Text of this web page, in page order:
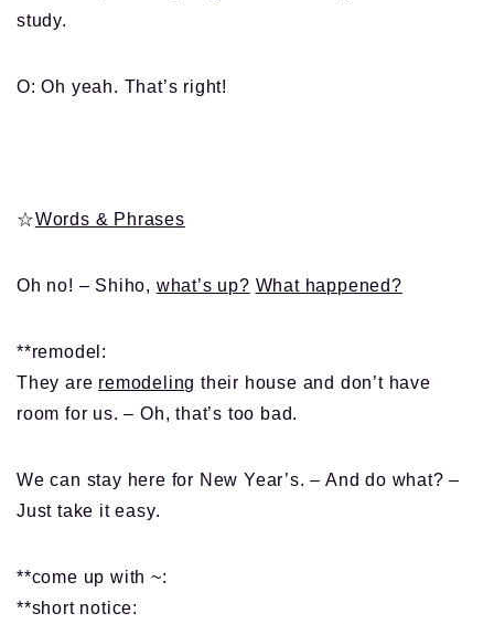
study.
O: Oh yeah. That’s right!
☆Words & Phrases
Oh no! – Shiho, what’s up? What happened?
**remodel:
They are remodeling their house and don’t have
room for us. – Oh, that’s too bad.
We can stay here for New Year’s. – And do what? –
Just take it easy.
**come up with ~:
**short notice: